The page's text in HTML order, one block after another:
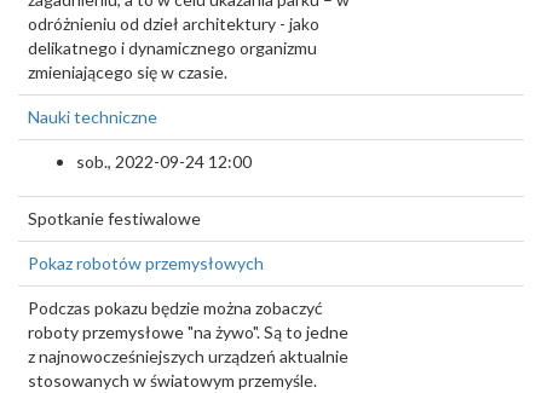
odróżnieniu od dzieł architektury - jako
delikatnego i dynamicznego organizmu
zmieniającego się w czasie.
Nauki techniczne
sob., 2022-09-24 12:00
Spotkanie festiwalowe
Pokaz robotów przemysłowych
Podczas pokazu będzie można zobaczyć
roboty przemysłowe "na żywo". Są to jedne
z najnowocześniejszych urządzeń aktualnie
stosowanych w światowym przemyśle.